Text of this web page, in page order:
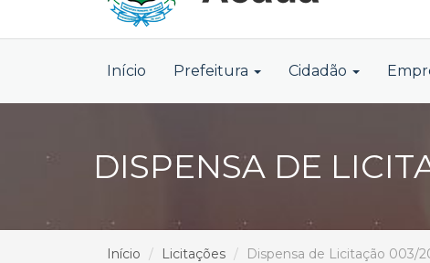
Início Prefeitura Cidadão
DISPENSA DE
Início Licitações Dispensa de Licitação 003/